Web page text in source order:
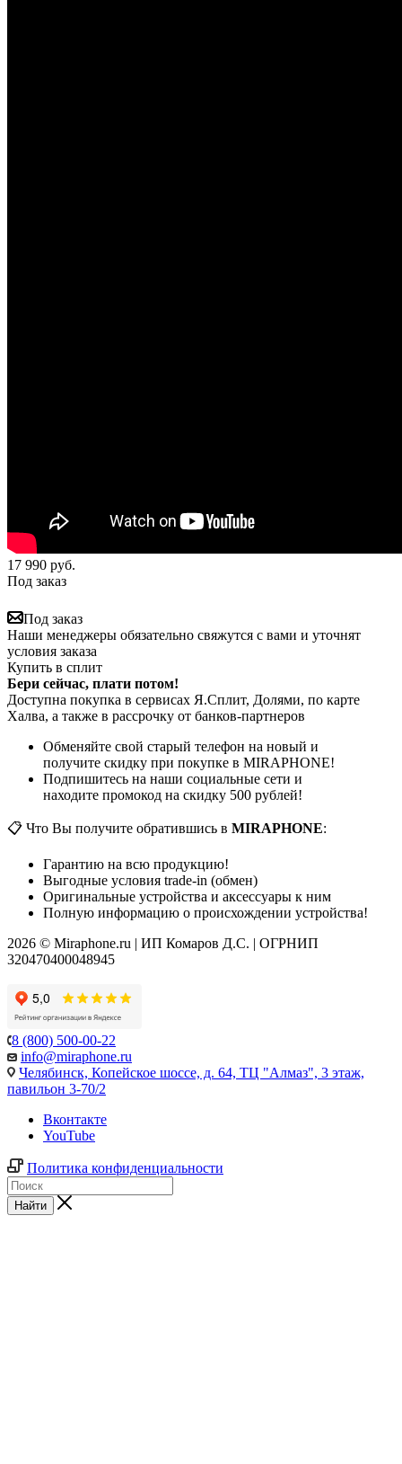
17 990 руб.
Под заказ
Под заказ
Наши менеджеры обязательно свяжутся с вами и уточнят
условия заказа
Купить в сплит
Бери сейчас, плати потом!
Доступна покупка в сервисах Я.Сплит, Долями, по карте
Халва, а также в рассрочку от банков-партнеров
Обменяйте свой старый телефон на новый и
получите скидку при покупке в MIRAPHONE!
Подпишитесь на наши социальные сети и
находите промокод на скидку 500 рублей!
📋 Что Вы получите обратившись в MIRAPHONE:
Гарантию на всю продукцию!
Выгодные условия trade-in (обмен)
Оригинальные устройства и аксессуары к ним
Полную информацию о происхождении устройства!
2026 © Miraphone.ru | ИП Комаров Д.С. | ОГРНИП
320470400048945
8 (800) 500-00-22
info@miraphone.ru
Челябинск, Копейское шоссе, д. 64, ТЦ "Алмаз", 3 этаж,
павильон 3-70/2
Вконтакте
YouTube
Политика конфиденциальности
Найти